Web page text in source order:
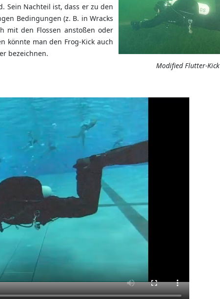
Modified Flutter-Kick
Sein Nachteil ist, dass er zu den
Bedingungen (z. B. in Wracks
mit den Flossen anstoßen oder
könnte man den Frog-Kick auch
bezeichnen.